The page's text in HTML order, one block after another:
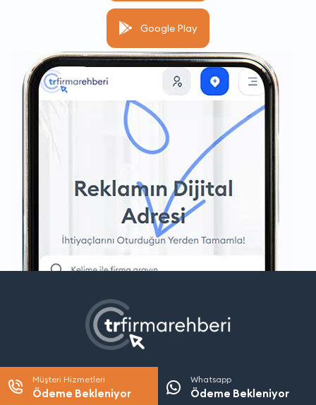
Google Play
Müşteri Hizmetleri
Ödeme Bekleniyor
Whatsapp
Ödeme Bekleniyor